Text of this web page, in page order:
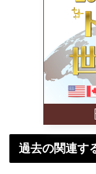
過去の関連す